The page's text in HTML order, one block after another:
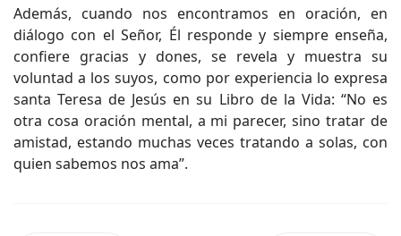
Además, cuando nos encontramos en oración, en
diálogo con el Señor, Él responde y siempre enseña,
confiere gracias y dones, se revela y muestra su
voluntad a los suyos, como por experiencia lo expresa
santa Teresa de Jesús en su Libro de la Vida: “No es
otra cosa oración mental, a mi parecer, sino tratar de
amistad, estando muchas veces tratando a solas, con
quien sabemos nos ama”.